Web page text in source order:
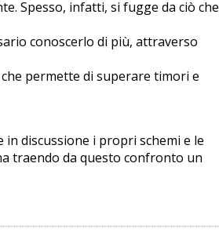
Spesso, infatti, si fugge da ciò che
conoscerlo di più, attraverso
permette di superare timori e
discussione i propri schemi e le
traendo da questo confronto un